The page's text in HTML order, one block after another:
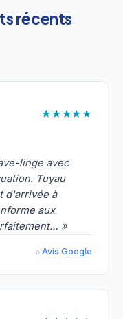
récents
★★★★★
linge avec
Tuyau
d'arrivée à
aux
»
⌕ Avis Google